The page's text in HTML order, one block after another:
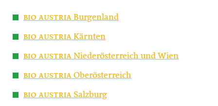
bio austria Burgenland
bio austria Kärnten
bio austria Niederösterreich und Wien
bio austria Oberösterreich
bio austria Salzburg